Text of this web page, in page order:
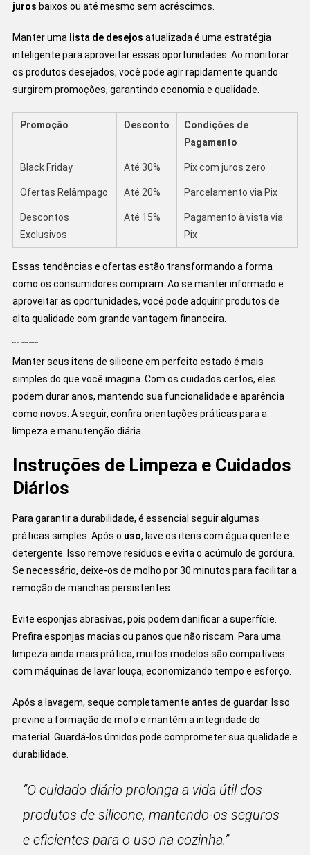
juros baixos ou até mesmo sem acréscimos.
Manter uma lista de desejos atualizada é uma estratégia
inteligente para aproveitar essas oportunidades. Ao monitorar
os produtos desejados, você pode agir rapidamente quando
surgirem promoções, garantindo economia e qualidade.
Promoção Desconto
Condições de
Pagamento
Black Friday Até 30% Pix com juros zero
Ofertas Relâmpago Até 20% Parcelamento via Pix
Descontos
Exclusivos
Até 15%
Pagamento à vista via
Pix
Essas tendências e ofertas estão transformando a forma
como os consumidores compram. Ao se manter informado e
aproveitar as oportunidades, você pode adquirir produtos de
alta qualidade com grande vantagem financeira.
Dicas para Manutenção e Conservação
Manter seus itens de silicone em perfeito estado é mais
simples do que você imagina. Com os cuidados certos, eles
podem durar anos, mantendo sua funcionalidade e aparência
como novos. A seguir, confira orientações práticas para a
limpeza e manutenção diária.
Instruções de Limpeza e Cuidados
Diários
Para garantir a durabilidade, é essencial seguir algumas
práticas simples. Após o uso, lave os itens com água quente e
detergente. Isso remove resíduos e evita o acúmulo de gordura.
Se necessário, deixe-os de molho por 30 minutos para facilitar a
remoção de manchas persistentes.
Evite esponjas abrasivas, pois podem danificar a superfície.
Prefira esponjas macias ou panos que não riscam. Para uma
limpeza ainda mais prática, muitos modelos são compatíveis
com máquinas de lavar louça, economizando tempo e esforço.
Após a lavagem, seque completamente antes de guardar. Isso
previne a formação de mofo e mantém a integridade do
material. Guardá-los úmidos pode comprometer sua qualidade e
durabilidade.
“O cuidado diário prolonga a vida útil dos
produtos de silicone, mantendo-os seguros
e eficientes para o uso na cozinha.”